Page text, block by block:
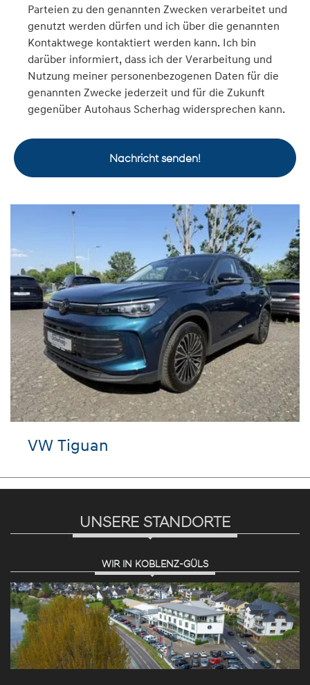
Parteien zu den genannten Zwecken verarbeitet und
genutzt werden dürfen und ich über die genannten
Kontaktwege kontaktiert werden kann. Ich bin
darüber informiert, dass ich der Verarbeitung und
Nutzung meiner personenbezogenen Daten für die
genannten Zwecke jederzeit und für die Zukunft
gegenüber Autohaus Scherhag widersprechen kann.
Nachricht senden!
VW Tiguan
UNSERE STANDORTE
WIR IN KOBLENZ-GÜLS